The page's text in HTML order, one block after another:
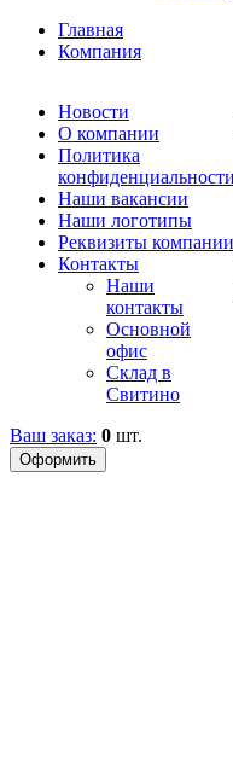
Главная
Компания
Новости
О компании
Политика
конфиденциальности
Наши вакансии
Наши логотипы
Реквизиты компании
Контакты
Наши
контакты
Основной
офис
Склад в
Свитино
Ваш заказ: 0 шт.